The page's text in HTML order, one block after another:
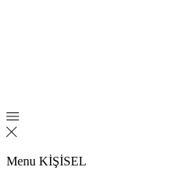
Menu KİŞİSEL